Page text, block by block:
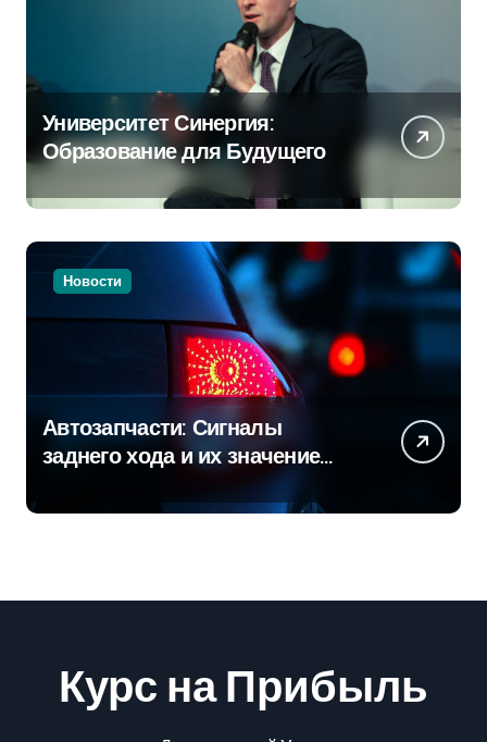
Университет Синергия:
Образование для Будущего
Новости
Автозапчасти: Сигналы
заднего хода и их значение
для безопасности на дороге
Курс на Прибыль